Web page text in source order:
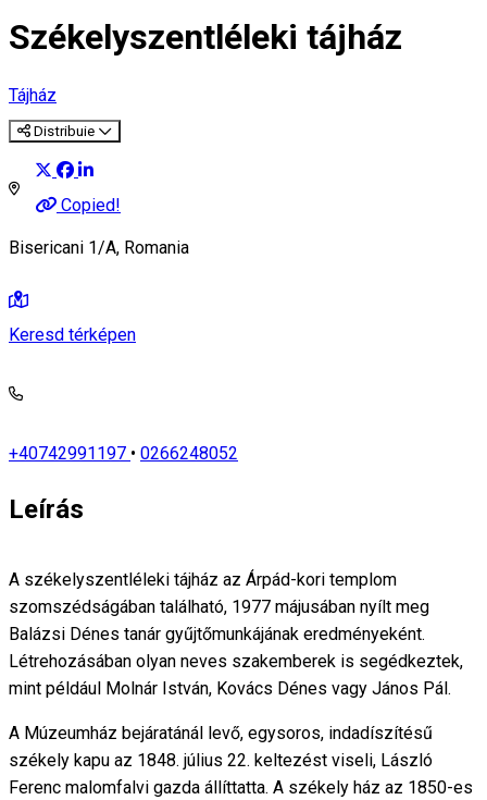
Székelyszentléleki tájház
Tájház
Distribuie
Copied!
Bisericani 1/A, Romania
Keresd térképen
+40742991197 • 0266248052
Leírás
A székelyszentléleki tájház az Árpád-kori templom
szomszédságában található, 1977 májusában nyílt meg
Balázsi Dénes tanár gyűjtőmunkájának eredményeként.
Létrehozásában olyan neves szakemberek is segédkeztek,
mint például Molnár István, Kovács Dénes vagy János Pál.
A Múzeumház bejáratánál levő, egysoros, indadíszítésű
székely kapu az 1848. július 22. keltezést viseli, László
Ferenc malomfalvi gazda állíttatta. A székely ház az 1850-es